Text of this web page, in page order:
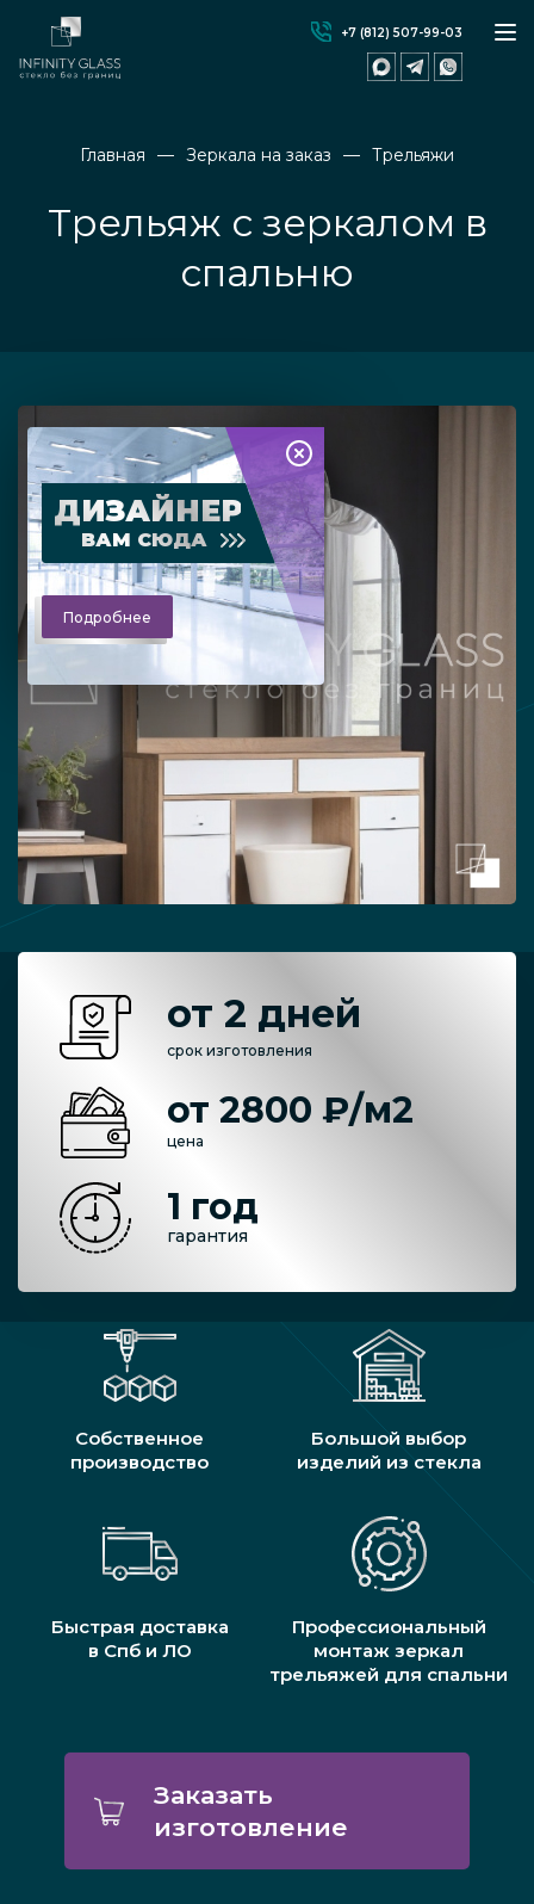
+7 (812) 507-99-03
Главная Зеркала на заказ Трельяжи
Трельяж с зеркалом в
спальню
ДИЗАЙНЕР
ВАМ СЮДА
Подробнее
от 2 дней
срок изготовления
от 2800 ₽/м2
цена
1 год
гарантия
Собственное
производство
Большой выбор
изделий из стекла
Быстрая доставка
в Спб и ЛО
Профессиональный
монтаж зеркал
трельяжей для спальни
Заказать
изготовление